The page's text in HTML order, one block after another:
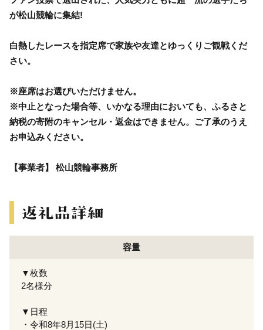
が松山競輪に集結!
白熱したレースを指定席で家族や友達とゆっくりご観戦くだ
さい。
※座席はお選びいただけません。
※中止となった場合等、いかなる理由においても、ふるさと
納税の寄附のキャンセル・返金はできません。ご了承のうえ
お申込みください。
【事業者】 松山競輪事務所
容量
▼枚数
2名様分
▼日程
・令和8年8月15日(土)